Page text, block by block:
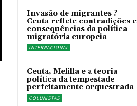
Invasão de migrantes ?
Ceuta reflete contradições e
consequências da política
migratória europeia
INTERNACIONAL
Ceuta, Melilla e a teoria
política da tempestade
perfeitamente orquestrada
COLUNISTAS